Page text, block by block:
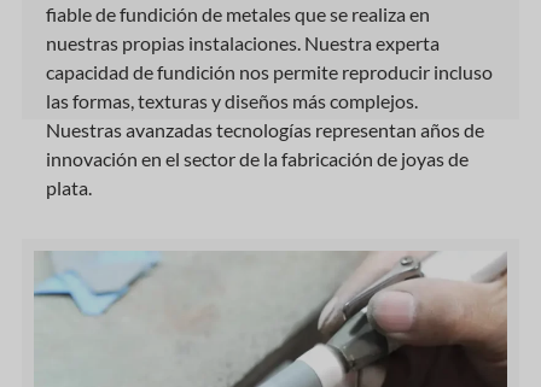
fiable de fundición de metales que se realiza en
nuestras propias instalaciones. Nuestra experta
capacidad de fundición nos permite reproducir incluso
las formas, texturas y diseños más complejos.
Nuestras avanzadas tecnologías representan años de
innovación en el sector de la fabricación de joyas de
plata.